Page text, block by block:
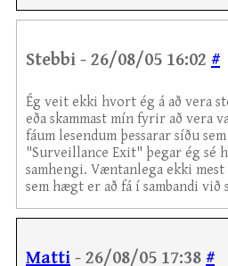
Stebbi - 26/08/05 16:02 #
Ég veit ekki hvort ég á að vera
eða skammast mín fyrir að vera
fáum lesendum þessarar síðu
"Surveillance Exit" þegar ég sé
samhengi. Væntanlega ekki
sem hægt er að fá í sambandi við
Matti - 26/08/05 17:38 #